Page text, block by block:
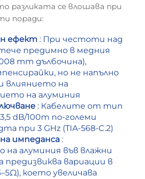
разликата се влошава при
поради:
ефект : При честоти над
предимно в медния
mm дълбочина),
но не напълно
влиянието на
на алуминия
: Кабелите от тип
dB/100m по-големи
при 3 GHz (TIA-568-C.2)
импеданса :
на алуминия във влажни
предизвиква вариации в
което увеличава